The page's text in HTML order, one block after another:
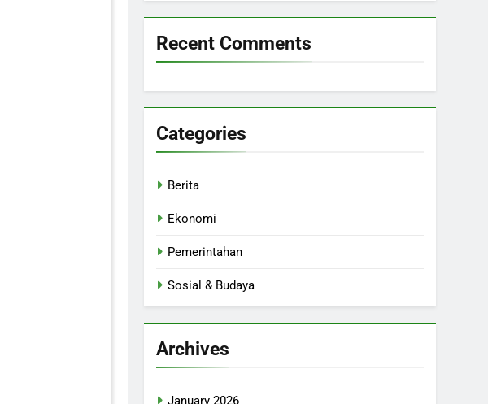
Recent Comments
Categories
Berita
Ekonomi
Pemerintahan
Sosial & Budaya
Archives
January 2026